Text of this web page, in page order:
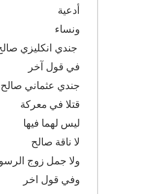
أدعية
ونساء
جندي انكليزي
في قول آخر
جندي عثماني صالح
قتلا في معركة
ليس لهما فيها
لا ناقة صالح
ولا جمل زوج
وفي قول اخر